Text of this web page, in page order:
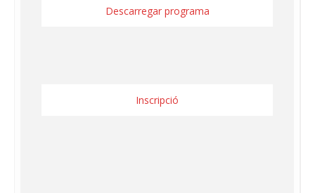
Descarregar programa
Inscripció